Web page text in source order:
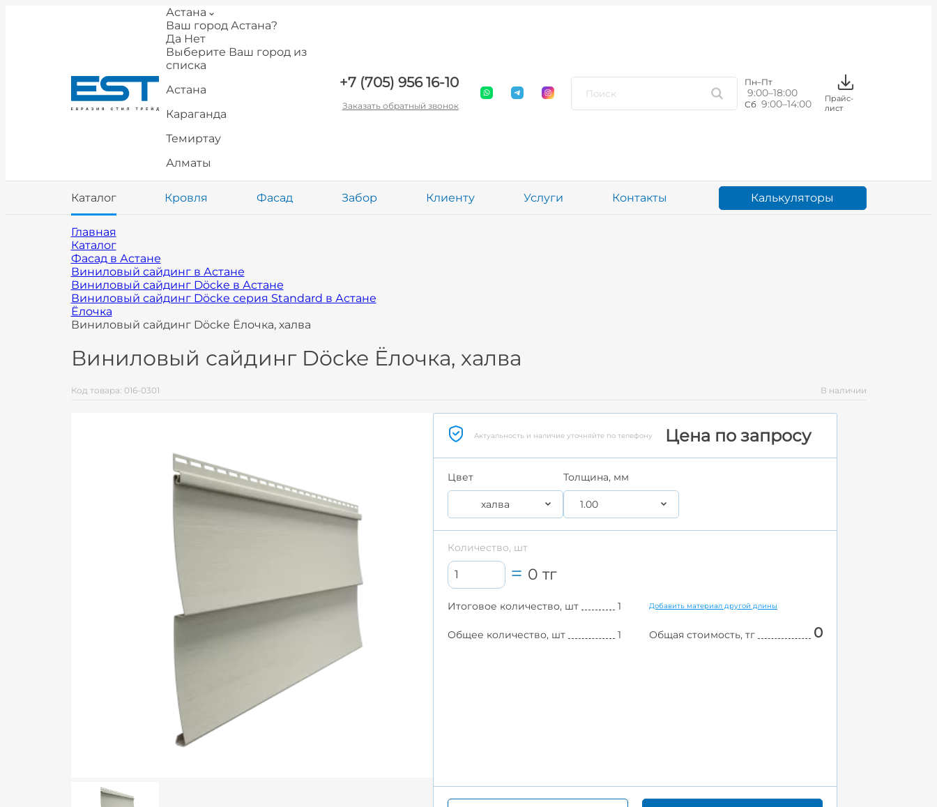
Астана
Ваш город Астана?
Да Нет
Выберите Ваш город из
списка
Астана
Караганда
Темиртау
Алматы
+7 (705) 956 16-10
Заказать обратный звонок
Пн–Пт
9:00–18:00
Сб 9:00–14:00
Прайс-
лист
Каталог Кровля Фасад Забор Клиенту Услуги Контакты Калькуляторы
Главная
Каталог
Фасад в Астане
Виниловый сайдинг в Астане
Виниловый сайдинг Döcke в Астане
Виниловый сайдинг Döcke серия Standard в Астане
Ёлочка
Виниловый сайдинг Döcke Ёлочка, халва
Виниловый сайдинг Döcke Ёлочка, халва
Код товара: 016-0301 В наличии
Актуальность и наличие уточняйте по телефону Цена по запросу
Цвет
халва
Толщина, мм
1.00
Количество, шт
0 тг
Итоговое количество, шт 1 Добавить материал другой длины
Общее количество, шт 1 Общая стоимость, тг 0